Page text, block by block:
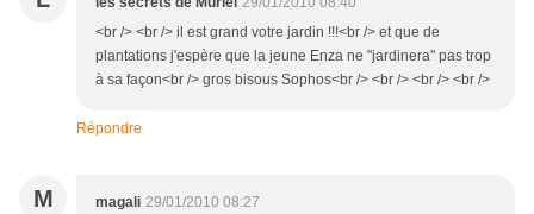
<br /> <br /> il est grand votre jardin !!!<br /> et que de
plantations j'espère que la jeune Enza ne "jardinera" pas trop
à sa façon<br /> gros bisous Sophos<br /> <br /> <br /> <br />
Répondre
M magali 29/01/2010 08:27